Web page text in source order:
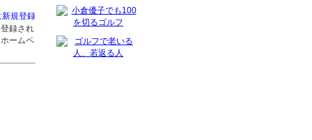
新規登録
録され
ームペ